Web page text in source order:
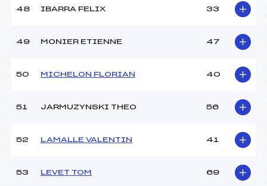
48 IBARRA FELIX 33
49 MONIER ETIENNE 47
50 MICHELON FLORIAN 40
51 JARMUZYNSKI THEO 56
52 LAMALLE VALENTIN 41
53 LEVET TOM 69